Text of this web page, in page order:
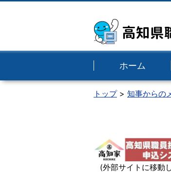
高知県
ホーム
トップ 知事からの
(外部サイトに移動